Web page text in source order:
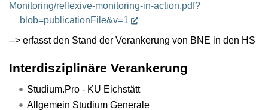
Monitoring/reflexive-monitoring-in-action.pdf?
__blob=publicationFile&v=1
--> erfasst den Stand der Verankerung von BNE in den HS
Interdisziplinäre Verankerung
Studium.Pro - KU Eichstätt
Allgemein Studium Generale